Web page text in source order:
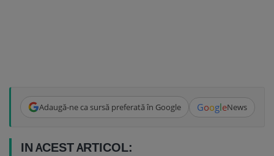
Adaugă-ne ca sursă preferată în Google GoogleNews
IN ACEST ARTICOL: